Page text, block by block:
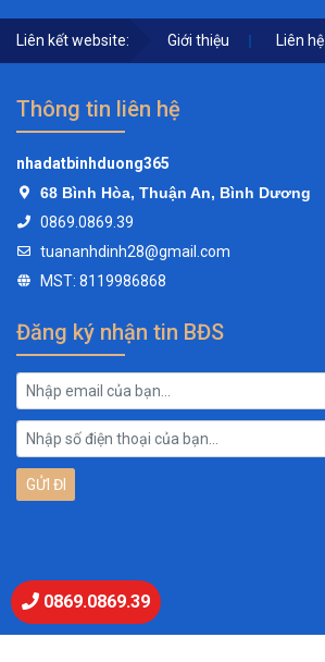
Liên kết website: Giới thiệu Liên hệ
Thông tin liên hệ
nhadatbinhduong365
68 Bình Hòa, Thuận An, Bình Dương
0869.0869.39
tuananhdinh28@gmail.com
MST: 8119986868
Đăng ký nhận tin BĐS
0869.0869.39